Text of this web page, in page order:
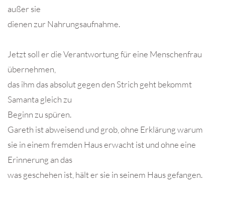
außer sie
dienen zur Nahrungsaufnahme.
Jetzt soll er die Verantwortung für eine Menschenfrau
übernehmen,
das ihm das absolut gegen den Strich geht bekommt
Samanta gleich zu
Beginn zu spüren.
Gareth ist abweisend und grob, ohne Erklärung warum
sie in einem fremden Haus erwacht ist und ohne eine
Erinnerung an das
was geschehen ist, hält er sie in seinem Haus gefangen.